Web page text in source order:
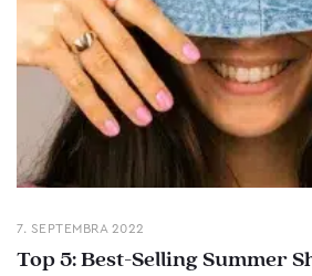
7. SEPTEMBRA 2022
Top 5: Best-Selling Summer